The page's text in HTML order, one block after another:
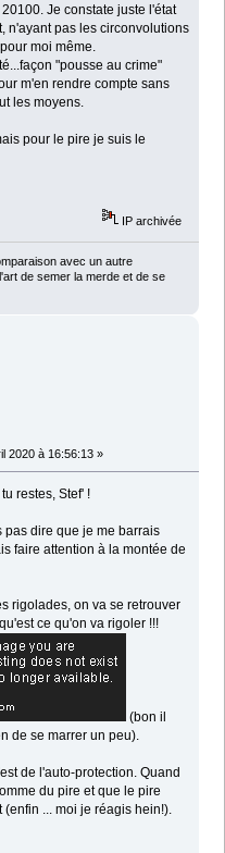
Je constate juste l'état
n'ayant pas les circonvolutions
moi même.
"pousse au crime"
m'en rendre compte sans
les moyens.
pour le pire je suis le
IP archivée
avec un autre
de semer la merde et de se
2020 à 16:56:13 »
restes, Stef' !
pas dire que je me barrais
faire attention à la montée de
rigolades, on va se retrouver
ce qu'on va rigoler !!!
(bon il
de se marrer un peu).
de l'auto-protection. Quand
du pire et que le pire
... moi je réagis hein!).